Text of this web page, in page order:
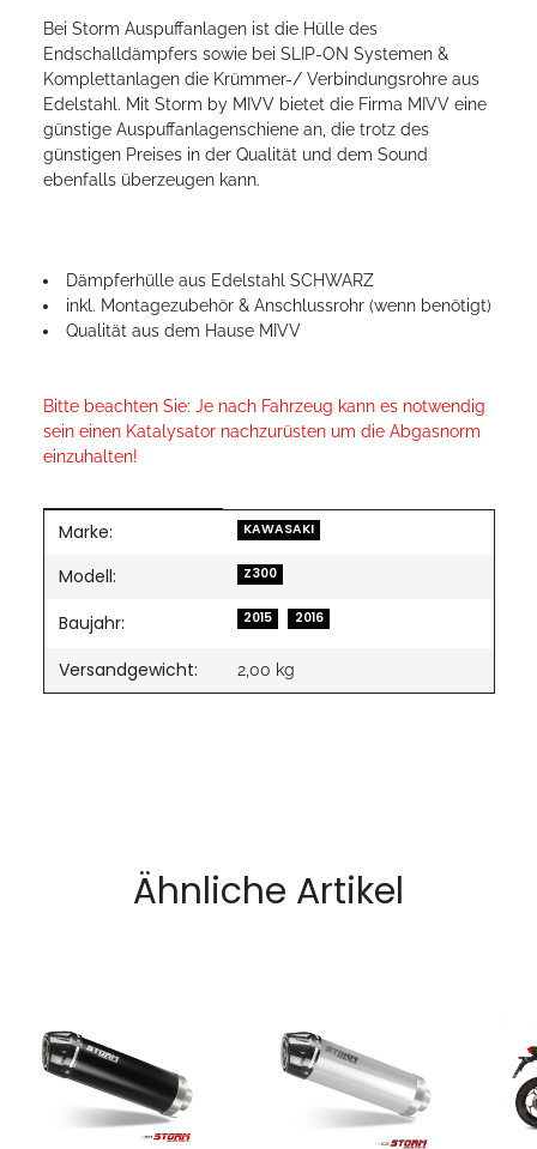
Bei Storm Auspuffanlagen ist die Hülle des
Endschalldämpfers sowie bei SLIP-ON Systemen &
Komplettanlagen die Krümmer-/ Verbindungsrohre aus
Edelstahl. Mit Storm by MIVV bietet die Firma MIVV eine
günstige Auspuffanlagenschiene an, die trotz des
günstigen Preises in der Qualität und dem Sound
ebenfalls überzeugen kann.
Dämpferhülle aus Edelstahl SCHWARZ
inkl. Montagezubehör & Anschlussrohr (wenn benötigt)
Qualität aus dem Hause MIVV
Bitte beachten Sie: Je nach Fahrzeug kann es notwendig
sein einen Katalysator nachzurüsten um die Abgasnorm
einzuhalten!
Produkteigenschaft
Wert
Marke: KAWASAKI
Modell: Z300
Baujahr: 2015 2016
Versandgewicht: 2,00 kg
Ähnliche Artikel